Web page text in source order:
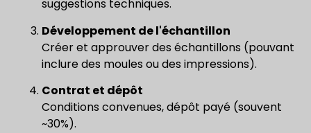
suggestions techniques.
Développement de l'échantillon
Créer et approuver des échantillons (pouvant
inclure des moules ou des impressions).
Contrat et dépôt
Conditions convenues, dépôt payé (souvent
~30%).